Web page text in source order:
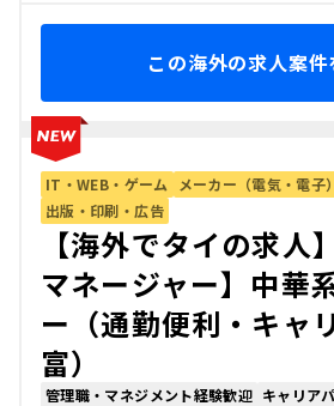
この海外の求人案件
IT・WEB・ゲーム メーカー（電気・電子）
出版・印刷・広告
【海外でタイの求人
マネージャー】中華
ー（通勤便利・キャ
富）
管理職・マネジメント経験歓迎 キャリア